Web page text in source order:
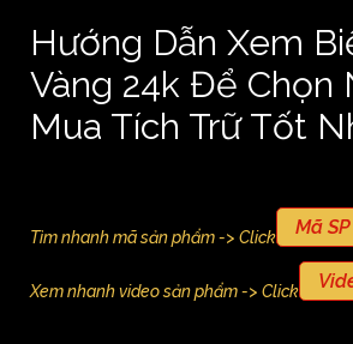
Hướng Dẫn Xem
Vàng 24k Để Chọn
Mua Tích Trữ Tốt
Tìm nhanh mã sản phẩm -> Click Mã SP
Xem nhanh video sản phẩm -> Click